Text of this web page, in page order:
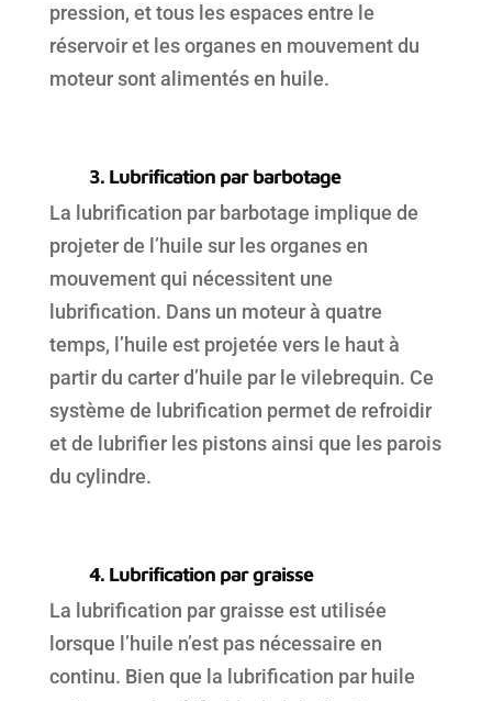
pression, et tous les espaces entre le
réservoir et les organes en mouvement du
moteur sont alimentés en huile.
3. Lubrification par barbotage
La lubrification par barbotage implique de
projeter de l’huile sur les organes en
mouvement qui nécessitent une
lubrification. Dans un moteur à quatre
temps, l’huile est projetée vers le haut à
partir du carter d’huile par le vilebrequin. Ce
système de lubrification permet de refroidir
et de lubrifier les pistons ainsi que les parois
du cylindre.
4. Lubrification par graisse
La lubrification par graisse est utilisée
lorsque l’huile n’est pas nécessaire en
continu. Bien que la lubrification par huile